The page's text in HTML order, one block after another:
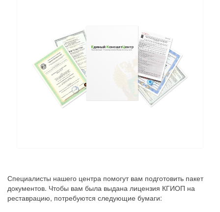
Специалисты нашего центра помогут вам подготовить пакет
документов. Чтобы вам была выдана лицензия КГИОП на
реставрацию, потребуются следующие бумаги: